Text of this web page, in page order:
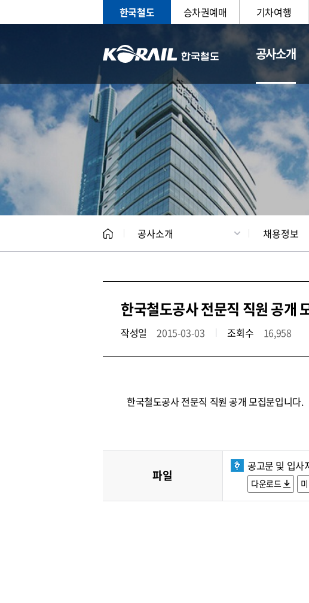
한국철도 승차권예매 기차여행
공사소개
CEO 일반현황
공사소개 채용정보
한국철도공사 전문직 직원 공개
작성일 2015-03-03 조회수 16,958
한국철도공사 전문직 직원 공개 모집문입니다.
파일
공고문 및 입
다운로드